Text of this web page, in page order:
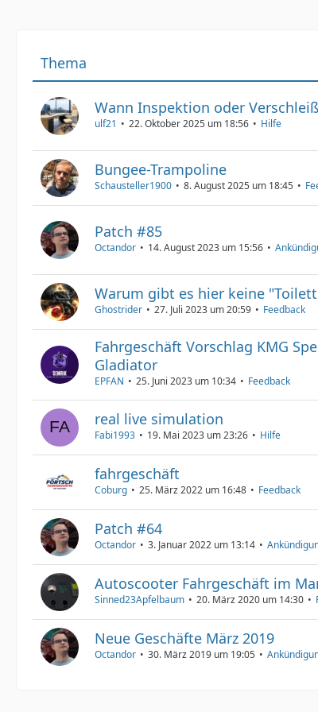
Thema
Wann Inspektion oder
ulf21 22. Oktober 2025 um 18:56 Hilfe
Bungee-Trampoline
Schausteller1900 8. August 2025 um 18:45
Patch #85
Octandor 14. August 2023 um 15:56
Warum gibt es hier keine
Ghostrider 27. Juli 2023 um 20:59 Feedback
Fahrgeschäft Vorschlag KMG
Gladiator
EPFAN 25. Juni 2023 um 10:34 Feedback
real live simulation
Fabi1993 19. Mai 2023 um 23:26 Hilfe
fahrgeschäft
Coburg 25. März 2022 um 16:48 Feedback
Patch #64
Octandor 3. Januar 2022 um 13:14
Autoscooter Fahrgeschäft im
Sinned23Apfelbaum 20. März 2020 um 14:30
Neue Geschäfte März 2019
Octandor 30. März 2019 um 19:05